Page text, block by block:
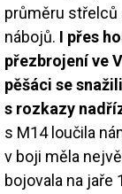
průměru střelců
nábojů. I přes
přezbrojení ve
pěšáci se
s rozkazy
s M14 loučila
v boji měla
bojovala na jaře